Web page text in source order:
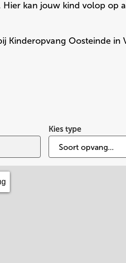
kan jouw kind volop op
Kinderopvang Oosteinde
Kies type
Soort opvang...